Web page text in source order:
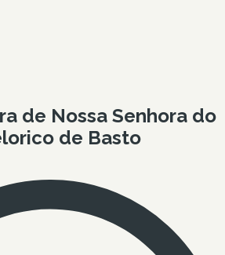
de Nossa Senhora do
de Basto